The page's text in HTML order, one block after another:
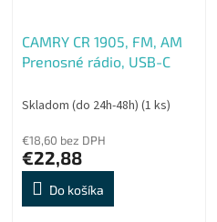
CAMRY CR 1905, FM, AM
Prenosné rádio, USB-C
Skladom (do 24h-48h) (1 ks)
€18,60 bez DPH
€22,88
Do košíka